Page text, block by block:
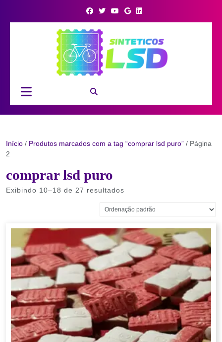
Button
Início / Produtos marcados com a tag “comprar lsd puro” / Página
2
comprar lsd puro
Exibindo 10–18 de 27 resultados